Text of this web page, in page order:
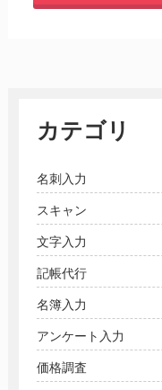
カテゴリ
名刺入力
スキャン
文字入力
記帳代行
名簿入力
アンケート入力
価格調査